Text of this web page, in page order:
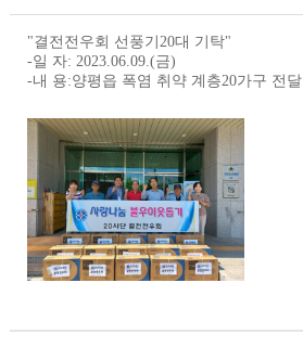
"결전전우회 선풍기 20대 기탁"
-일 자: 2023.06.09.(금)
-내 용:양평읍 폭염 취약 계층20가구 전달